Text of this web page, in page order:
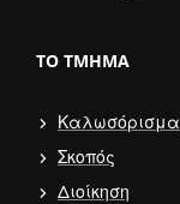
ΤΟ ΤΜΉΜΑ
Καλωσόρισμα
Σκοπός
Διοίκηση